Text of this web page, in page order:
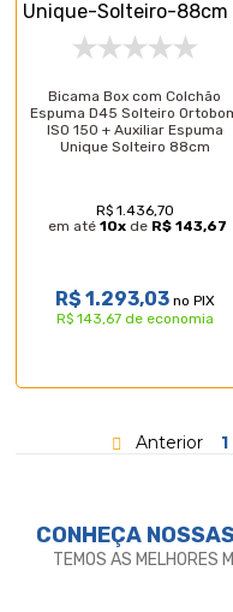
Bicama Box com Colchão
Espuma D45 Solteiro
ISO 150 + Auxiliar Espuma
Unique Solteiro 88cm
R$ 1.436,70
em até 10xde R$ 143,67
R$ 1.293,03no PIX
R$ 143,67 de economia
Anterior 1
CONHEÇA
TEMOS AS MELHORES